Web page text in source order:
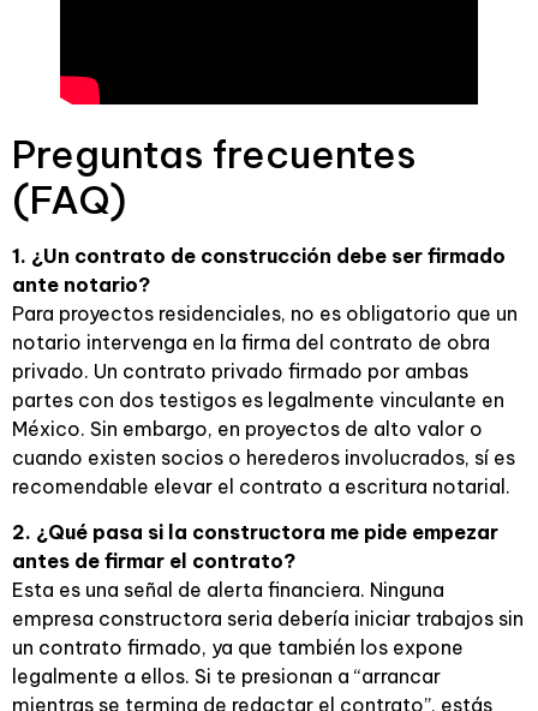
Preguntas frecuentes
(FAQ)
1. ¿Un contrato de construcción debe ser firmado
ante notario?
Para proyectos residenciales, no es obligatorio que un
notario intervenga en la firma del contrato de obra
privado. Un contrato privado firmado por ambas
partes con dos testigos es legalmente vinculante en
México. Sin embargo, en proyectos de alto valor o
cuando existen socios o herederos involucrados, sí es
recomendable elevar el contrato a escritura notarial.
2. ¿Qué pasa si la constructora me pide empezar
antes de firmar el contrato?
Esta es una señal de alerta financiera. Ninguna
empresa constructora seria debería iniciar trabajos sin
un contrato firmado, ya que también los expone
legalmente a ellos. Si te presionan a “arrancar
mientras se termina de redactar el contrato”, estás